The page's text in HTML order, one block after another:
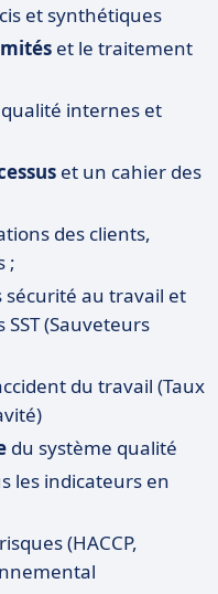
et synthétiques
et le traitement
internes et
et un cahier des
des clients,
;
sécurité au travail et
(Sauveteurs
du travail (Taux
du système qualité
les indicateurs en
(HACCP,